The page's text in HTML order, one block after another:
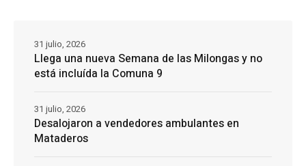
Llega una nueva Semana de las Milongas y no
está incluída la Comuna 9
31 julio, 2026
Desalojaron a vendedores ambulantes en
Mataderos
31 julio, 2026